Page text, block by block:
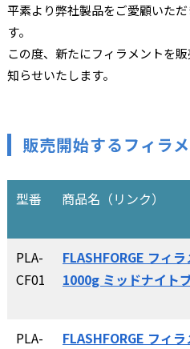
平素より弊社製品をご愛顧いた
す。
この度、新たにフィラメントを
知らせいたします。
販売開始するフィラ
型番 商品名（リンク）
PLA-
CF01
FLASHFORGE フィ
1000g ミッドナイト
PLA-
FLASHFORGE フィ